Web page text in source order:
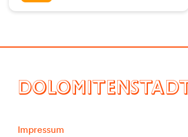
DOLOMITENSTADT
Impressum